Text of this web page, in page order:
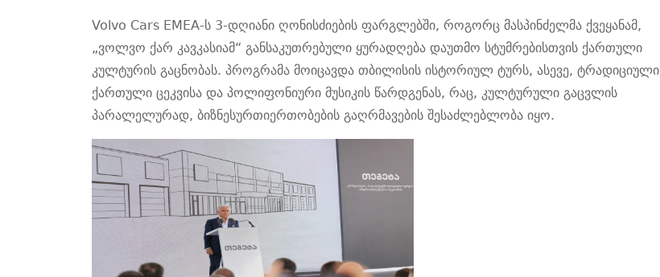
Volvo Cars EMEA-ს 3-დღიანი ღონისძიების ფარგლებში, როგორც მასპინძელმა ქვეყანამ,
„ვოლვო ქარ კავკასიამ“ განსაკუთრებული ყურადღება დაუთმო სტუმრებისთვის ქართული
კულტურის გაცნობას. პროგრამა მოიცავდა თბილისის ისტორიულ ტურს, ასევე, ტრადიციული
ქართული ცეკვისა და პოლიფონიური მუსიკის წარდგენას, რაც, კულტურული გაცვლის
პარალელურად, ბიზნესურთიერთობების გაღრმავების შესაძლებლობა იყო.